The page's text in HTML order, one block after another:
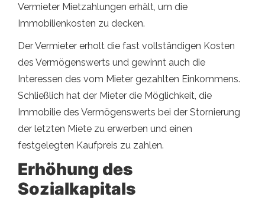
Vermieter Mietzahlungen erhält, um die
Immobilienkosten zu decken.
Der Vermieter erholt die fast vollständigen Kosten
des Vermögenswerts und gewinnt auch die
Interessen des vom Mieter gezahlten Einkommens.
Schließlich hat der Mieter die Möglichkeit, die
Immobilie des Vermögenswerts bei der Stornierung
der letzten Miete zu erwerben und einen
festgelegten Kaufpreis zu zahlen.
Erhöhung des
Sozialkapitals